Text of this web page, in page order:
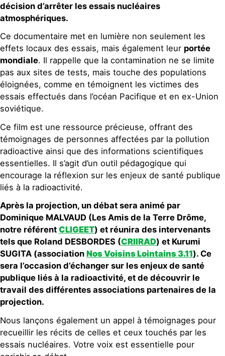
décision d’arrêter les essais nucléaires
atmosphériques.
Ce documentaire met en lumière non seulement les
effets locaux des essais, mais également leur portée
mondiale. Il rappelle que la contamination ne se limite
pas aux sites de tests, mais touche des populations
éloignées, comme en témoignent les victimes des
essais effectués dans l’océan Pacifique et en ex-Union
soviétique.
Ce film est une ressource précieuse, offrant des
témoignages de personnes affectées par la pollution
radioactive ainsi que des informations scientifiques
essentielles. Il s’agit d’un outil pédagogique qui
encourage la réflexion sur les enjeux de santé publique
liés à la radioactivité.
Après la projection, un débat sera animé par
Dominique MALVAUD (Les Amis de la Terre Drôme,
notre référent CLIGEET) et réunira des intervenants
tels que Roland DESBORDES (CRIIRAD) et Kurumi
SUGITA (association Nos Voisins Lointains 3.11). Ce
sera l’occasion d’échanger sur les enjeux de santé
publique liés à la radioactivité, et de découvrir le
travail des différentes associations partenaires de la
projection.
Nous lançons également un appel à témoignages pour
recueillir les récits de celles et ceux touchés par les
essais nucléaires. Votre voix est essentielle pour